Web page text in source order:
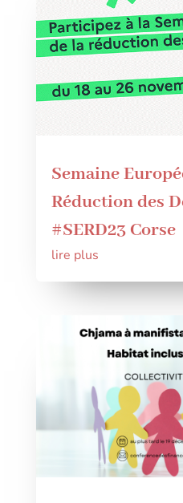
Semaine
Réduction des
#SERD23 Corse
lire plus